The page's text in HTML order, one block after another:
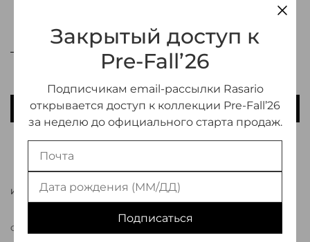
В КОРЗИНУ
ИНФОРМАЦИЯ О ТОВАРЕ
СВЯЗАТЬСЯ С МЕНЕДЖЕРОМ
Закрытый доступ к
Pre-Fall’26
Подписчикам email-рассылки Rasario
открывается доступ к коллекции Pre-Fall’26
за неделю до официального старта продаж.
Подписаться